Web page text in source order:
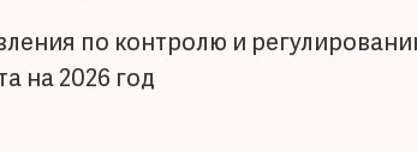
по контролю и
на 2026 год